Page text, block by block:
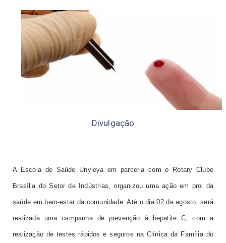
Divulgação
A Escola de Saúde Unyleya em parceria com o Rotary Clube
Brasília do Setor de Indústrias, organizou uma ação em prol da
saúde em bem-estar da comunidade. Até o dia 02 de agosto, será
realizada uma campanha de prevenção à hepatite C, com a
realização de testes rápidos e seguros na Clínica da Família do